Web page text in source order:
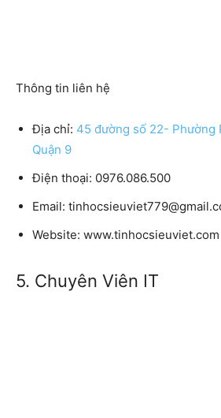
Thông tin liên hệ
Địa chỉ: 45 đường số 22- Phường
Quận 9
Điện thoại: 0976.086.500
Email:
Website: www.tinhocsieuviet.com
5. Chuyên Viên IT